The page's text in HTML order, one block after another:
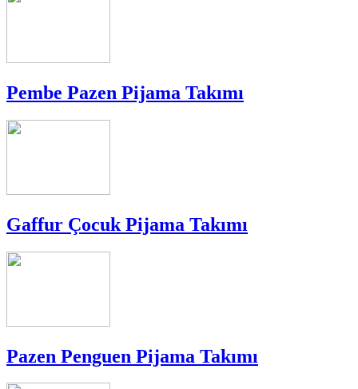
Pembe Pazen Pijama Takımı
Gaffur Çocuk Pijama Takımı
Pazen Penguen Pijama Takımı